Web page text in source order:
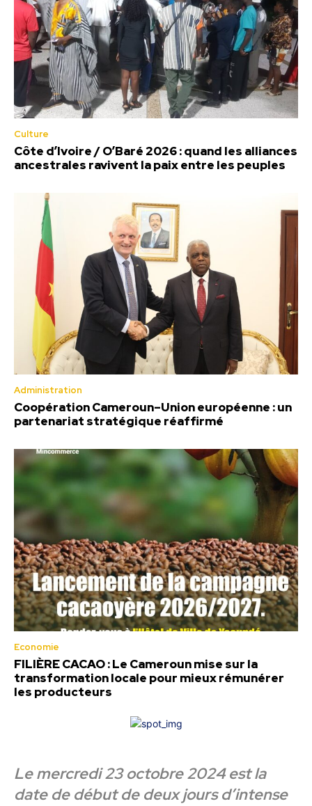
Culture
Côte d’Ivoire / O’Baré 2026 : quand les alliances
ancestrales ravivent la paix entre les peuples
Administration
Coopération Cameroun–Union européenne : un
partenariat stratégique réaffirmé
Economie
FILIÈRE CACAO : Le Cameroun mise sur la
transformation locale pour mieux rémunérer
les producteurs
Le mercredi 23 octobre 2024 est la
date de début de deux jours d’intense